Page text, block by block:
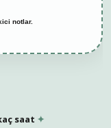
notlar.
saat